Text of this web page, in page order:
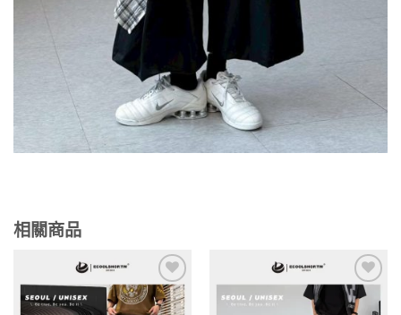
相關商品
Add to
wishlist
Add to
wishlist